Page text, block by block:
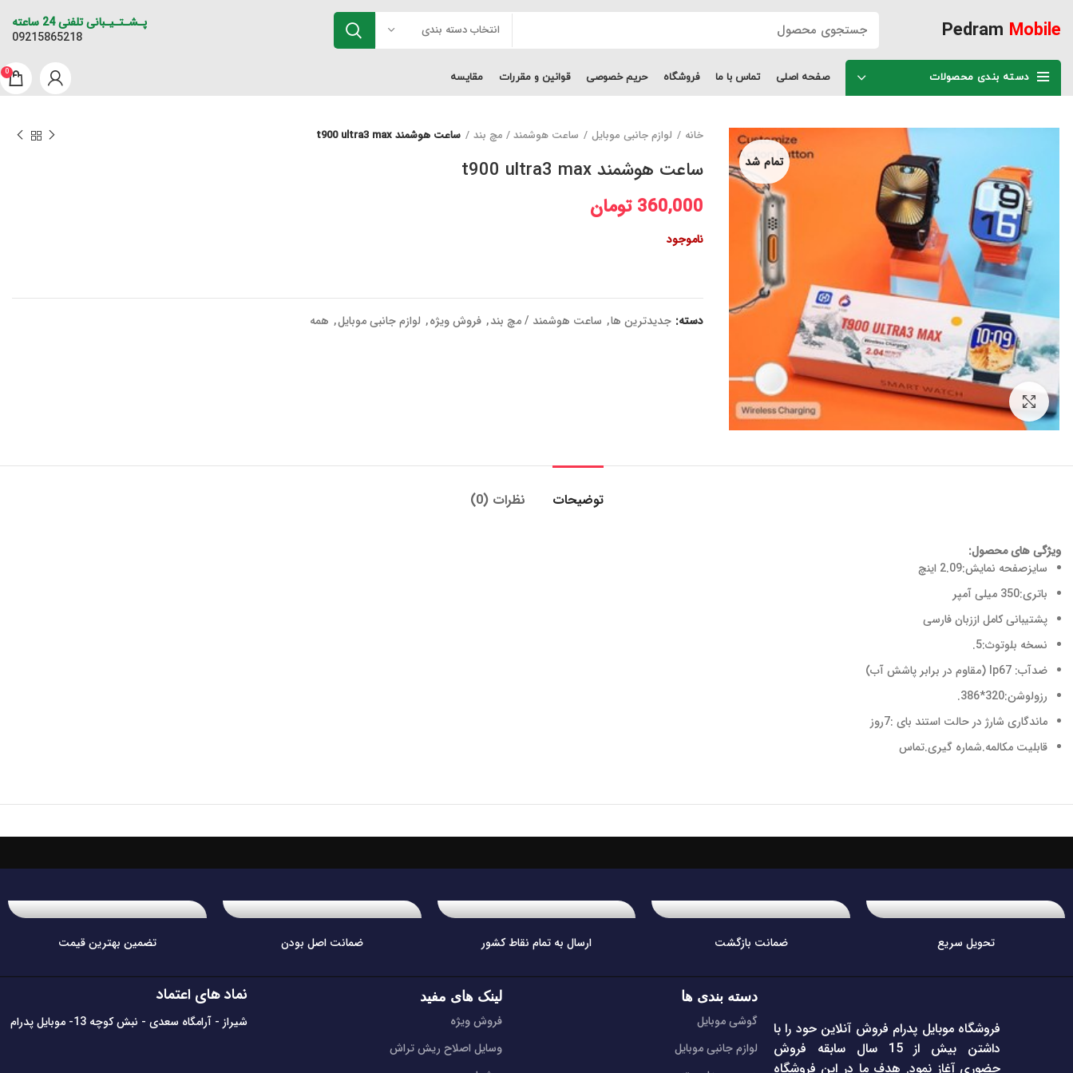
Pedram Mobile انتخاب دسته بندی
پـشـتـیـبانی تلفنی 24 ساعته
09215865218
دسته بندی محصولات صفحه اصلی تماس با ما فروشگاه حریم خصوصی قوانین و مقررات مقایسه 0
تمام شد
برای بزرگنمایی کلیک کنید
خانه لوازم جانبی موبایل ساعت هوشمند / مچ بند ساعت هوشمند t900 ultra3 max
ساعت هوشمند t900 ultra3 max
360,000 تومان
ناموجود
دسته: جدیدترین ها, ساعت هوشمند / مچ بند, فروش ویژه, لوازم جانبی موبایل, همه
توضیحات نظرات (0)
ویژگی های محصول:
سایزصفحه نمایش:2.09 اینچ
باتری:350 میلی آمپر
پشتیبانی کامل اززبان فارسی
نسخه بلوتوث:5.
ضدآب: Ip67 (مقاوم در برابر پاشش آب)
رزولوشن:320*386.
ماندگاری شارژ در حالت استند بای :7روز
قابلیت مکالمه.شماره گیری.تماس
تحویل سریع ضمانت بازگشت ارسال به تمام نقاط کشور ضمانت اصل بودن تضمین بهترین قیمت
فروشگاه موبایل پدرام فروش آنلاین حود را با
داشتن بیش از 15 سال سابقه فروش
حضوری آغاز نمود. هدف ما در این فروشگاه
دسته بندی ها
گوشی موبایل
لوازم جانبی موبایل
لینک های مفید
فروش ویژه
وسایل اصلاح ریش تراش
نماد های اعتماد
شیراز - آرامگاه سعدی - نبش کوچه 13- موبایل پدرام